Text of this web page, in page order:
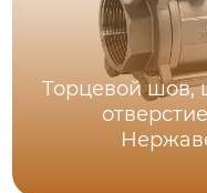
Торцевой шов,